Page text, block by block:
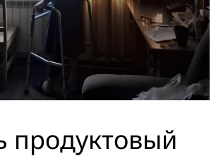
продуктовый